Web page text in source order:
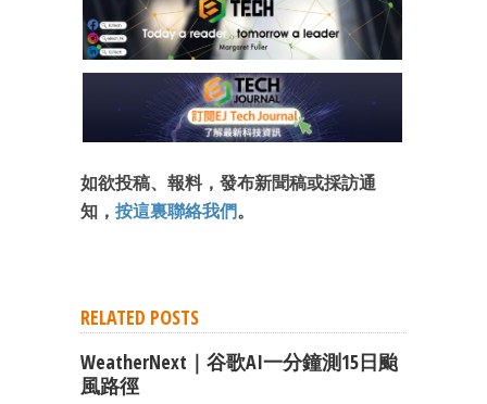
如欲投稿、報料，發布新聞稿或採訪通
知， 按這裏聯絡我們。
RELATED POSTS
WeatherNext｜谷歌AI一分鐘測15日颱
風路徑